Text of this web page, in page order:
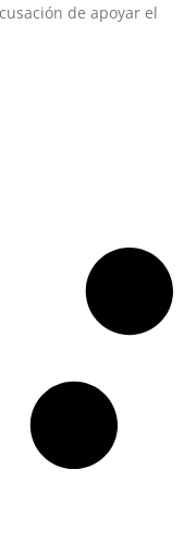
de apoyar el